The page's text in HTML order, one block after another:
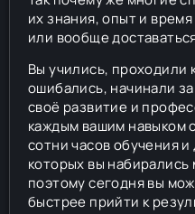
их знания, опыт и
или вообще
Вы учились, проходили
ошибались, начинали
своё развитие и
каждым вашим навыком
сотни часов обучения и
которых вы
поэтому сегодня вы
быстрее прийти к